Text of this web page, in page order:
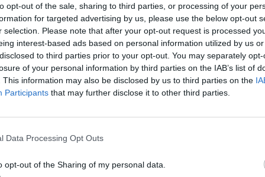
opt-out of the sale, sharing to third parties, or processing of your
for targeted advertising by us, please use the below opt-out
selection. Please note that after your opt-out request is processed
interest-based ads based on personal information utilized by us
to third parties prior to your opt-out. You may separately
of your personal information by third parties on the IAB’s list of
This information may also be disclosed by us to third parties on the
Participants that may further disclose it to other third parties.
Data Processing Opt Outs
opt-out of the Sharing of my personal data.
na każdy temat tak samo - mówi
dziennikarz Gazety Wyborczej.
o opiece nad "śmierdzącym starością i
swojego tatę. Staszewski wybrał bardziej
zaopiekuje się schorowanym
identycznym dylematem, z jakim
się rodziców. Samemu podjąć